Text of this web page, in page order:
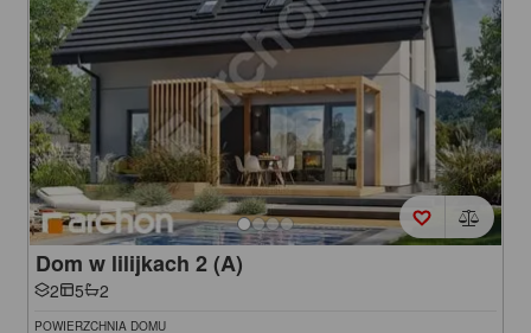
Dom w lilijkach 2 (A)
2 5 2
POWIERZCHNIA DOMU